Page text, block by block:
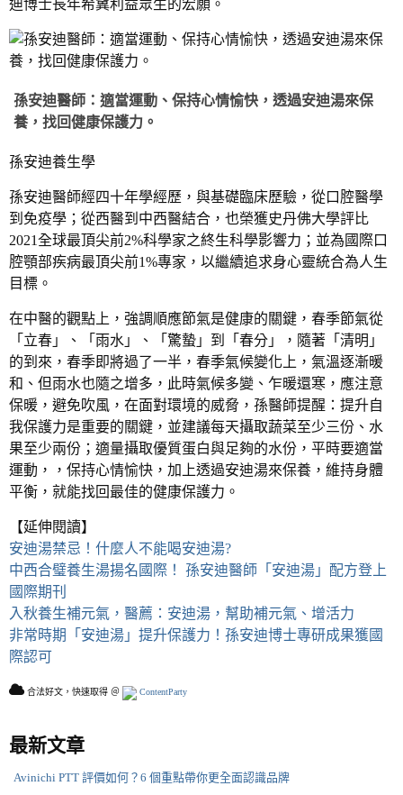
迪博士長年希冀利益眾生的宏願。
孫安迪醫師：適當運動、保持心情愉快，透過安迪湯來保
養，找回健康保護力。
孫安迪養生學
孫安迪醫師經四十年學經歷，與基礎臨床歷驗，從口腔醫學
到免疫學；從西醫到中西醫結合，也榮獲史丹佛大學評比
2021全球最頂尖前2%科學家之終生科學影響力；並為國際口
腔顎部疾病最頂尖前1%專家，以繼續追求身心靈統合為人生
目標。
在中醫的觀點上，強調順應節氣是健康的關鍵，春季節氣從
「立春」、「雨水」、「驚蟄」到「春分」，隨著「清明」
的到來，春季即將過了一半，春季氣候變化上，氣溫逐漸暖
和、但雨水也隨之增多，此時氣候多變、乍暖還寒，應注意
保暖，避免吹風，在面對環境的威脅，孫醫師提醒：提升自
我保護力是重要的關鍵，並建議每天攝取蔬菜至少三份、水
果至少兩份；適量攝取優質蛋白與足夠的水份，平時要適當
運動，，保持心情愉快，加上透過安迪湯來保養，維持身體
平衡，就能找回最佳的健康保護力。
【延伸閱讀】
安迪湯禁忌！什麼人不能喝安迪湯?
中西合璧養生湯揚名國際！ 孫安迪醫師「安迪湯」配方登上
國際期刊
入秋養生補元氣，醫薦：安迪湯，幫助補元氣、增活力
非常時期「安迪湯」提升保護力！孫安迪博士專研成果獲國
際認可
合法好文，快速取得 ＠ ContentParty
最新文章
Avinichi PTT 評價如何？6 個重點帶你更全面認識品牌